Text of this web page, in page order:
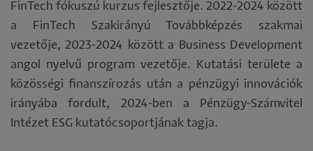
FinTech fókuszú kurzus fejlesztője. 2022-2024 között
a FinTech Szakirányú Továbbképzés szakmai
vezetője, 2023-2024 között a Business Development
angol nyelvű program vezetője. Kutatási területe a
közösségi finanszírozás után a pénzügyi innovációk
irányába fordult, 2024-ben a Pénzügy-Számvitel
Intézet ESG kutatócsoportjának tagja.